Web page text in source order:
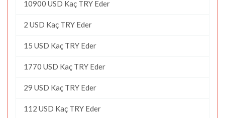
10900 USD Kaç TRY Eder
2 USD Kaç TRY Eder
15 USD Kaç TRY Eder
1770 USD Kaç TRY Eder
29 USD Kaç TRY Eder
112 USD Kaç TRY Eder